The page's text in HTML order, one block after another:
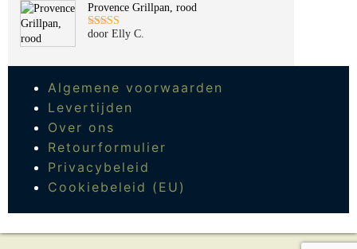
Provence Grillpan, rood
Gewaardeerd
door Elly C.
Algemene voorwaarden
Levertijden
Over ons
Retourformulier
Privacybeleid
Cookiebeleid (EU)